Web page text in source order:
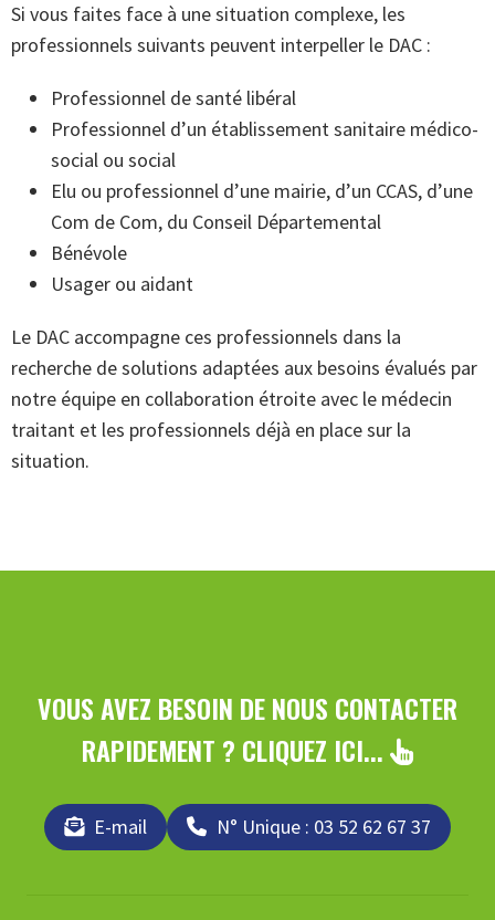
Si vous faites face à une situation complexe, les
professionnels suivants peuvent interpeller le DAC :
Professionnel de santé libéral
Professionnel d’un établissement sanitaire médico-
social ou social
Elu ou professionnel d’une mairie, d’un CCAS, d’une
Com de Com, du Conseil Départemental
Bénévole
Usager ou aidant
Le DAC accompagne ces professionnels dans la
recherche de solutions adaptées aux besoins évalués par
notre équipe en collaboration étroite avec le médecin
traitant et les professionnels déjà en place sur la
situation.
VOUS AVEZ BESOIN DE NOUS CONTACTER
RAPIDEMENT ? CLIQUEZ ICI...
E-mail N° Unique : 03 52 62 67 37